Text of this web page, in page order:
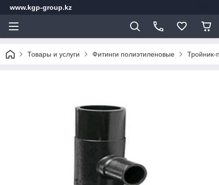
www.kgp-group.kz
Товары и услуги Фитинги полиэтиленовые Тройник-